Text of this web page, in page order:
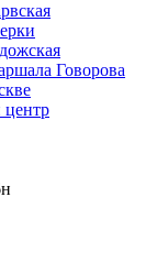
Говорова